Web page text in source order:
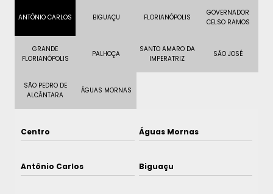
ANTÔNIO CARLOS BIGUAÇU FLORIANÓPOLIS
GOVERNADOR
CELSO RAMOS
GRANDE
FLORIANÓPOLIS
PALHOÇA
SANTO AMARO DA
IMPERATRIZ
SÃO JOSÉ
SÃO PEDRO DE
ALCÂNTARA
ÁGUAS MORNAS
Centro Águas Mornas
Antônio Carlos Biguaçu